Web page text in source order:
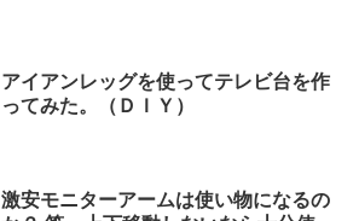
アイアンレッグを使ってテレビ台を作
ってみた。（ＤＩＹ）
激安モニターアームは使い物になるの